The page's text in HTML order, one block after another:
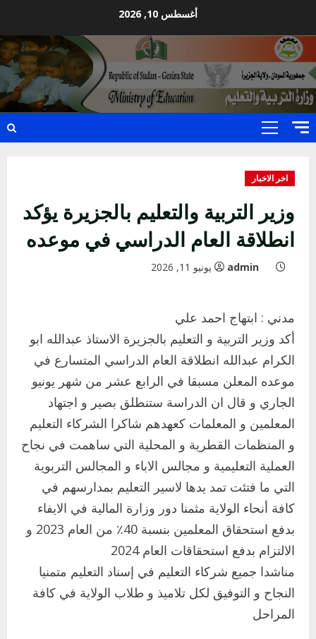
content
أغسطس 10, 2026
Primary
اخر الاخبار
وزير التربية والتعليم بالجزيرة يؤكد
انطلاقة العام الدراسي في موعده
admin يونيو 11, 2026
مدني : ابتهاج احمد علي
أكد وزير التربية و التعليم بالجزيرة الاستاذ عبدالله ابو
الكرام عبدالله انطلاقة العام الدراسي المتسارع في
موعده المعلن مسبقا في الرابع عشر من شهر يونيو
الجاري و قال ان الدراسة ستنطلق بصير و اجتهاد
المعلمين و المعلمات كعهدهم شاكرا الشركاء التعليم
و المنظمات القطرية و المحلية التي ساهمت في نجاح
العملية التعليمية و مجالس الاباء و المجالس التربوية
التي ما فتئت تمد يدها لاسير التعليم بمدارسهم في
كافة أنحاء الولاية مثمنا دور وزارة المالية في الايفاء
بدفع استحقاق المعلمين بنسبة 40٪ من العام 2023 و
الالتزام بدفع استحقاقات العام 2024
مناشدا جميع شركاء التعليم في إسناد التعليم متمنيا
النجاح و التوفيق لكل تلاميذ و طلاب الولاية في كافة
المراحل
اخر الاخبار
التعليم الخاص بمحلية ودمدني الكبرى
يعلن تخفيض الرسوم الدراسية لهذا العام
بنسبة15%
3
اخر الاخبار
وزير التربية والتعليم بالولاية يدشن ورشة
تأهيل معلمي مادة اللغة الإنجليزية بمحلية
ودمدني الكبرى
أغسطس 3, 2026
اخر الاخبار الاخبار